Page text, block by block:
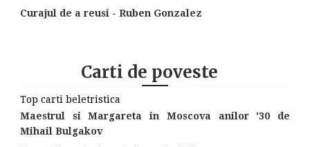
Curajul de a reusi - Ruben Gonzalez
Carti de poveste
Top carti beletristica
Maestrul si Margareta in Moscova anilor '30 de
Mihail Bulgakov